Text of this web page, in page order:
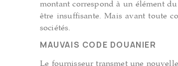
montant correspond à un élément
être insuffisante. Mais avant toute
sociétés.
MAUVAIS CODE DOUANIER
Le fournisseur transmet une